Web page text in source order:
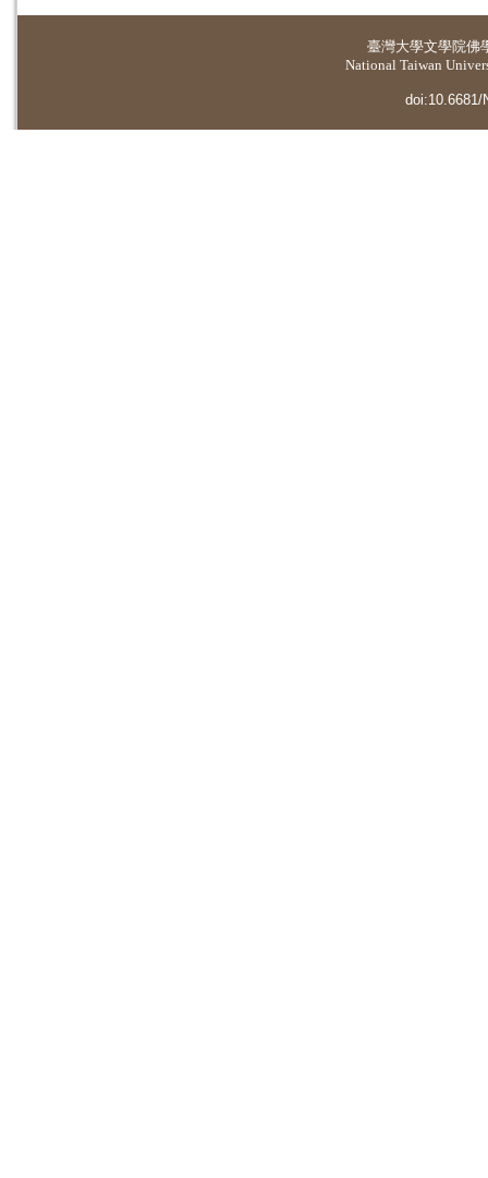
臺灣大學文學院佛
National Taiwan
doi:10.6681/